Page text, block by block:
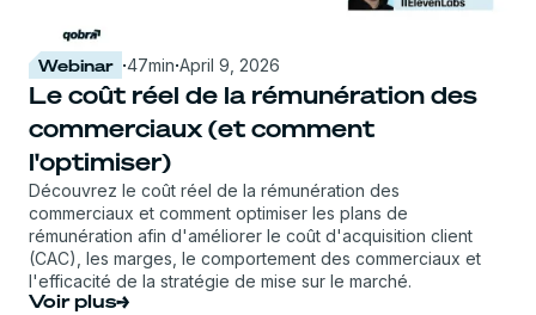
Webinar ·47min·April 9, 2026
Le coût réel de la rémunération des
commerciaux (et comment
l'optimiser)
Découvrez le coût réel de la rémunération des
commerciaux et comment optimiser les plans de
rémunération afin d'améliorer le coût d'acquisition client
(CAC), les marges, le comportement des commerciaux et
l'efficacité de la stratégie de mise sur le marché.
Voir plus